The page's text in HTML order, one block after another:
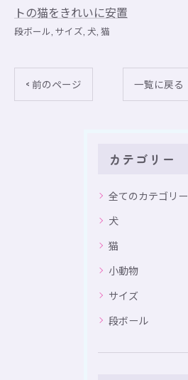
トの猫をきれいに安置
段ボール サイズ 犬 猫
< 前のページ 一覧に戻る
カテゴリー
全てのカテゴリー
犬
猫
小動物
サイズ
段ボール